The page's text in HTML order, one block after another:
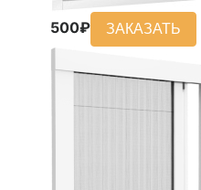
500₽ ЗАКАЗАТЬ